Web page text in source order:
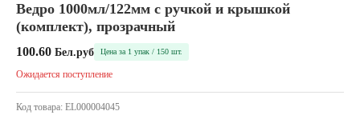
Ведро 1000мл/122мм с ручкой и крышкой
(комплект), прозрачный
100.60 Бел.руб Цена за 1 упак / 150 шт.
Ожидается поступление
Код товара: EL000004045